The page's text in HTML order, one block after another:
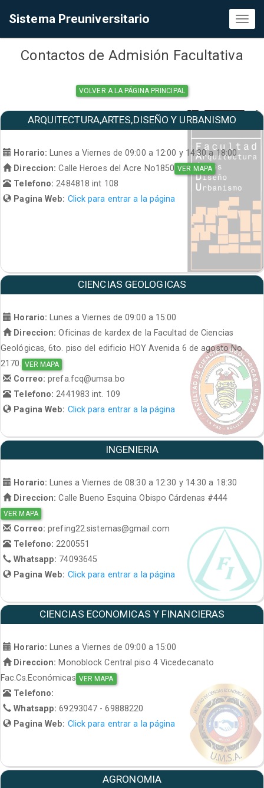
Sistema Preuniversitario
Contactos de Admisión Facultativa
VOLVER A LA PÁGINA PRINCIPAL
ARQUITECTURA,ARTES,DISEÑO Y URBANISMO
Horario:
Lunes a Viernes de 09:00 a 12:00 y 14:30 a 18:00
Direccion: Calle Heroes del Acre No1850 VER MAPA
Telefono: 2484818 int 108
Pagina Web: Click para entrar a la página
CIENCIAS GEOLOGICAS
Horario: Lunes a Viernes de 09:00 a 15:00
Direccion: Oficinas de kardex de la Facultad de Ciencias
Geológicas, 6to. piso del edificio HOY Avenida 6 de agosto No.
2170. VER MAPA
Correo:prefa.fcq@umsa.bo
Telefono:2441983 int. 109
Pagina Web: Click para entrar a la página
INGENIERIA
Horario:
Lunes a Viernes de 08:30 a 12:30 y 14:30 a 18:30
Direccion: Calle Bueno Esquina Obispo Cárdenas #444
VER MAPA
Correo:prefing22.sistemas@gmail.com
Telefono: 2200551
Whatsapp: 74093645
Pagina Web: Click para entrar a la página
CIENCIAS ECONOMICAS Y FINANCIERAS
Horario: Lunes a Viernes de 09:00 a 15:00
Direccion: Monoblock Central piso 4 Vicedecanato
Fac.Cs.Económicas VER MAPA
Telefono:
Whatsapp:69293047 - 69888220
Pagina Web: Click para entrar a la página
AGRONOMIA